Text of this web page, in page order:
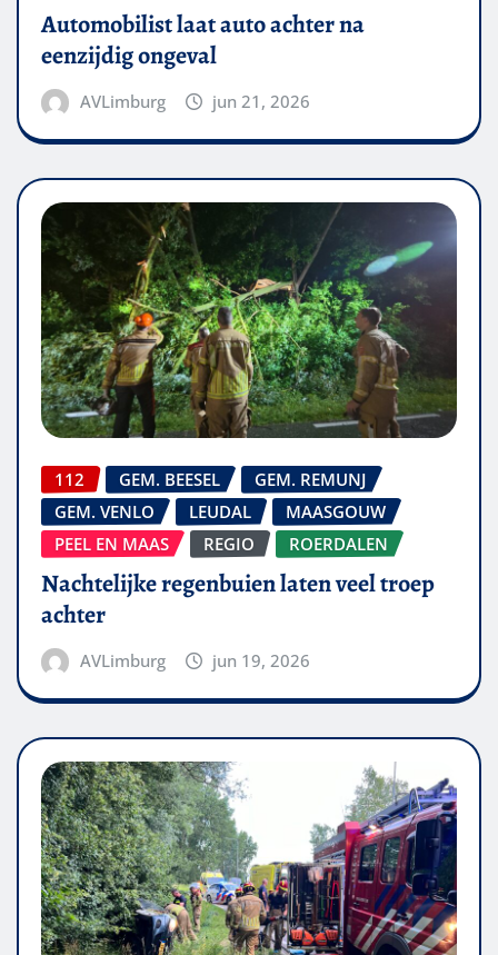
Automobilist laat auto achter na
eenzijdig ongeval
AVLimburg jun 21, 2026
112 GEM. BEESEL
GEM. REMUNJ
GEM. VENLO
LEUDAL
MAASGOUW
PEEL EN MAAS
REGIO ROERDALEN
Nachtelijke regenbuien laten veel troep
achter
AVLimburg jun 19, 2026